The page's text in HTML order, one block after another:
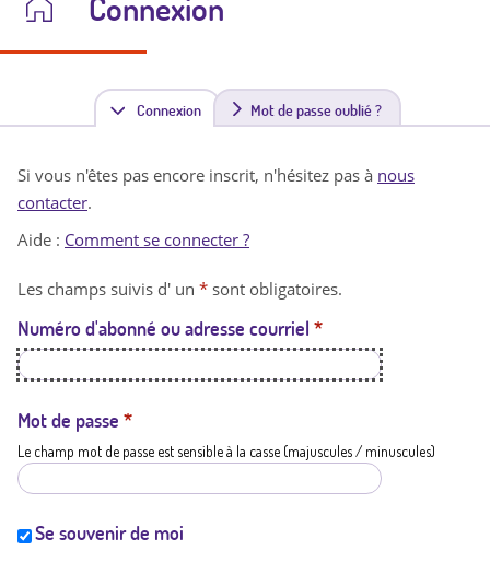
Connexion(
n
t
a
t
i
Mot de passe oublié ?
Si vous n'êtes pas encore inscrit, n'hésitez pas à nous
contacter.
Aide : Comment se connecter ?
Les champs suivis d' un * sont obligatoires.
Numéro d'abonné ou adresse courriel *
Mot de passe *
Le champ mot de passe est sensible à la casse (majuscules / minuscules)
Se souvenir de moi